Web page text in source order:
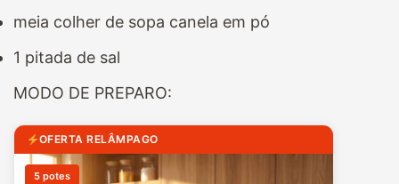
meia colher de sopa canela em pó
1 pitada de sal
MODO DE PREPARO:
OFERTA RELÂMPAGO
5 potes